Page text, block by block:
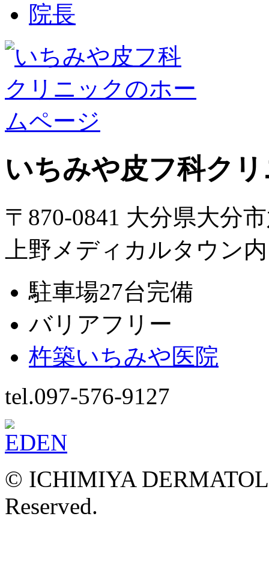
院長
いちみや皮フ科ク
〒870-0841 大分県大分
上野メディカルタウン内
駐車場27台完備
バリアフリー
杵築いちみや医院
tel.097-576-9127
© ICHIMIYA
Reserved.